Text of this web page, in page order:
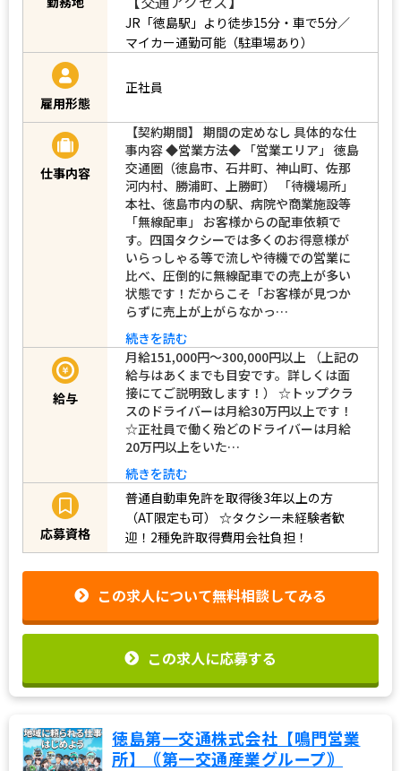
JR「徳島駅」より徒歩15分・車で5分／
マイカー通勤可能（駐車場あり）
雇用形態
正社員
仕事内容
【契約期間】 期間の定めなし 具体的な仕
事内容 ◆営業方法◆ 「営業エリア」 徳島
交通圏（徳島市、石井町、神山町、佐那
河内村、勝浦町、上勝町） 「待機場所」
本社、徳島市内の駅、病院や商業施設等
「無線配車」 お客様からの配車依頼で
す。四国タクシーでは多くのお得意様が
いらっしゃる等で流しや待機での営業に
比べ、圧倒的に無線配車での売上が多い
状態です！だからこそ「お客様が見つか
らずに売上が上がらなかっ…
続きを読む
給与
月給151,000円～300,000円以上 （上記の
給与はあくまでも目安です。詳しくは面
接にてご説明致します！） ☆トップクラ
スのドライバーは月給30万円以上です！
☆正社員で働く殆どのドライバーは月給
20万円以上をいた…
続きを読む
応募資格
普通自動車免許を取得後3年以上の方
（AT限定も可）
☆タクシー未経験者歓
迎！2種免許取得費用会社負担！
この求人について無料相談してみる
この求人に応募する
徳島第一交通株式会社【鳴門営業
所】｟第一交通産業グループ｠